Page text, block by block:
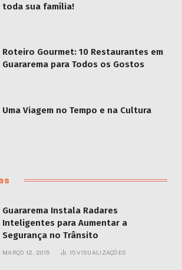
toda sua família!
Roteiro Gourmet: 10 Restaurantes em
Guararema para Todos os Gostos
Uma Viagem no Tempo e na Cultura
Guararema Instala Radares
Inteligentes para Aumentar a
Segurança no Trânsito
MARÇO 12, 2015 15VISUALIZAÇÕES